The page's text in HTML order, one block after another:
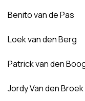
Benito van de Pas
Loek van den Berg
Patrick van den
Jordy Van den Broek